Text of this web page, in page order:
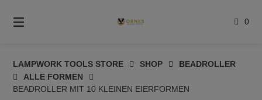
zum
Inhalt
0
LAMPWORK TOOLS STORE SHOP
BEADROLLER
ALLE FORMEN
BEADROLLER MIT 10 KLEINEN EIERFORMEN